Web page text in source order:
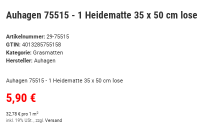
Auhagen 75515 - 1 Heidematte 35 x 50 cm lose
Artikelnummer: 29-75515
GTIN: 4013285755158
Kategorie: Grasmatten
Hersteller: Auhagen
Auhagen 75515 - 1 Heidematte 35 x 50 cm lose
5,90 €
32,78 € pro 1 m2
inkl. 19% USt. , zzgl. Versand